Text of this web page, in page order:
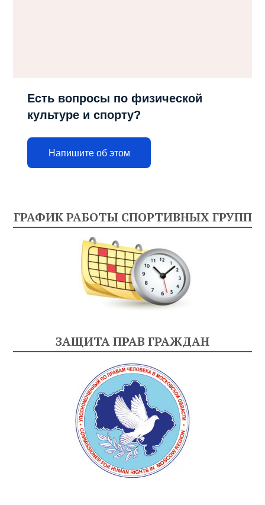
Есть вопросы по физической
культуре и спорту?
Напишите об этом
ГРАФИК РАБОТЫ СПОРТИВНЫХ ГРУПП
ЗАЩИТА ПРАВ ГРАЖДАН